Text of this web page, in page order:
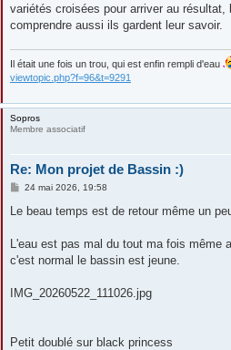
variétés croisées pour arriver au résultat,
comprendre aussi ils gardent leur savoir.
Il était une fois un trou, qui est enfin rempli d'eau
viewtopic.php?f=96&t=9291
Sopros
Membre associatif
Re: Mon projet de Bassin :)
M
s
g
24 mai 2026, 19:58
Le beau temps est de retour même un
L'eau est pas mal du tout ma fois même
c'est normal le bassin est jeune.
IMG_20260522_111026.jpg
Petit doublé sur black princess